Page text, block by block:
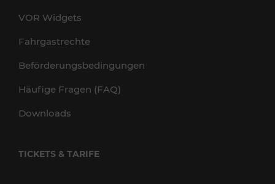
VOR Widgets
Fahrgastrechte
Beförderungsbedingungen
Häufige Fragen (FAQ)
Downloads
TICKETS & TARIFE